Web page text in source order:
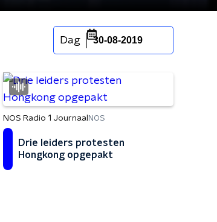
Dag 30-08-2019
NOS Radio 1 Journaal NOS
Drie leiders protesten
Hongkong opgepakt